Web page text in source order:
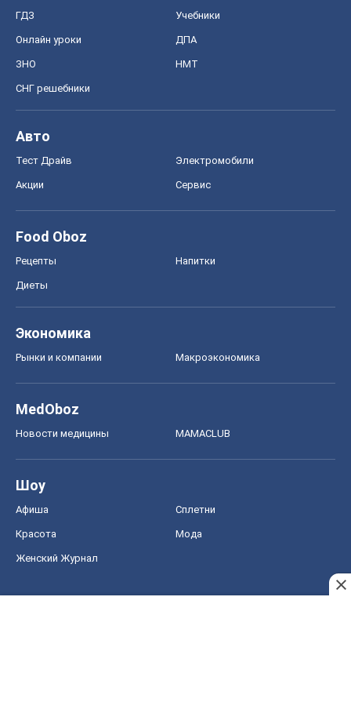
ГДЗ Учебники
Онлайн уроки ДПА
ЗНО НМТ
СНГ решебники
Авто
Тест Драйв Электромобили
Акции Сервис
Food Oboz
Рецепты Напитки
Диеты
Экономика
Рынки и компании Mакроэкономика
MedOboz
Новости медицины MAMACLUB
Шоу
Афиша Сплетни
Красота Мода
Женский Журнал